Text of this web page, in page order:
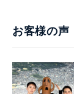
お客様の声